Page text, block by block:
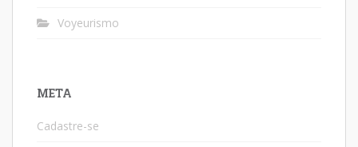
Voyeurismo
META
Cadastre-se